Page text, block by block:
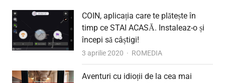
COIN, aplicația care te plătește în
timp ce STAI ACASĂ. Instaleaz-o și
începi să câștigi!
3 aprilie 2020 Author
ROMEDIA
Aventuri cu idioții de la cea mai